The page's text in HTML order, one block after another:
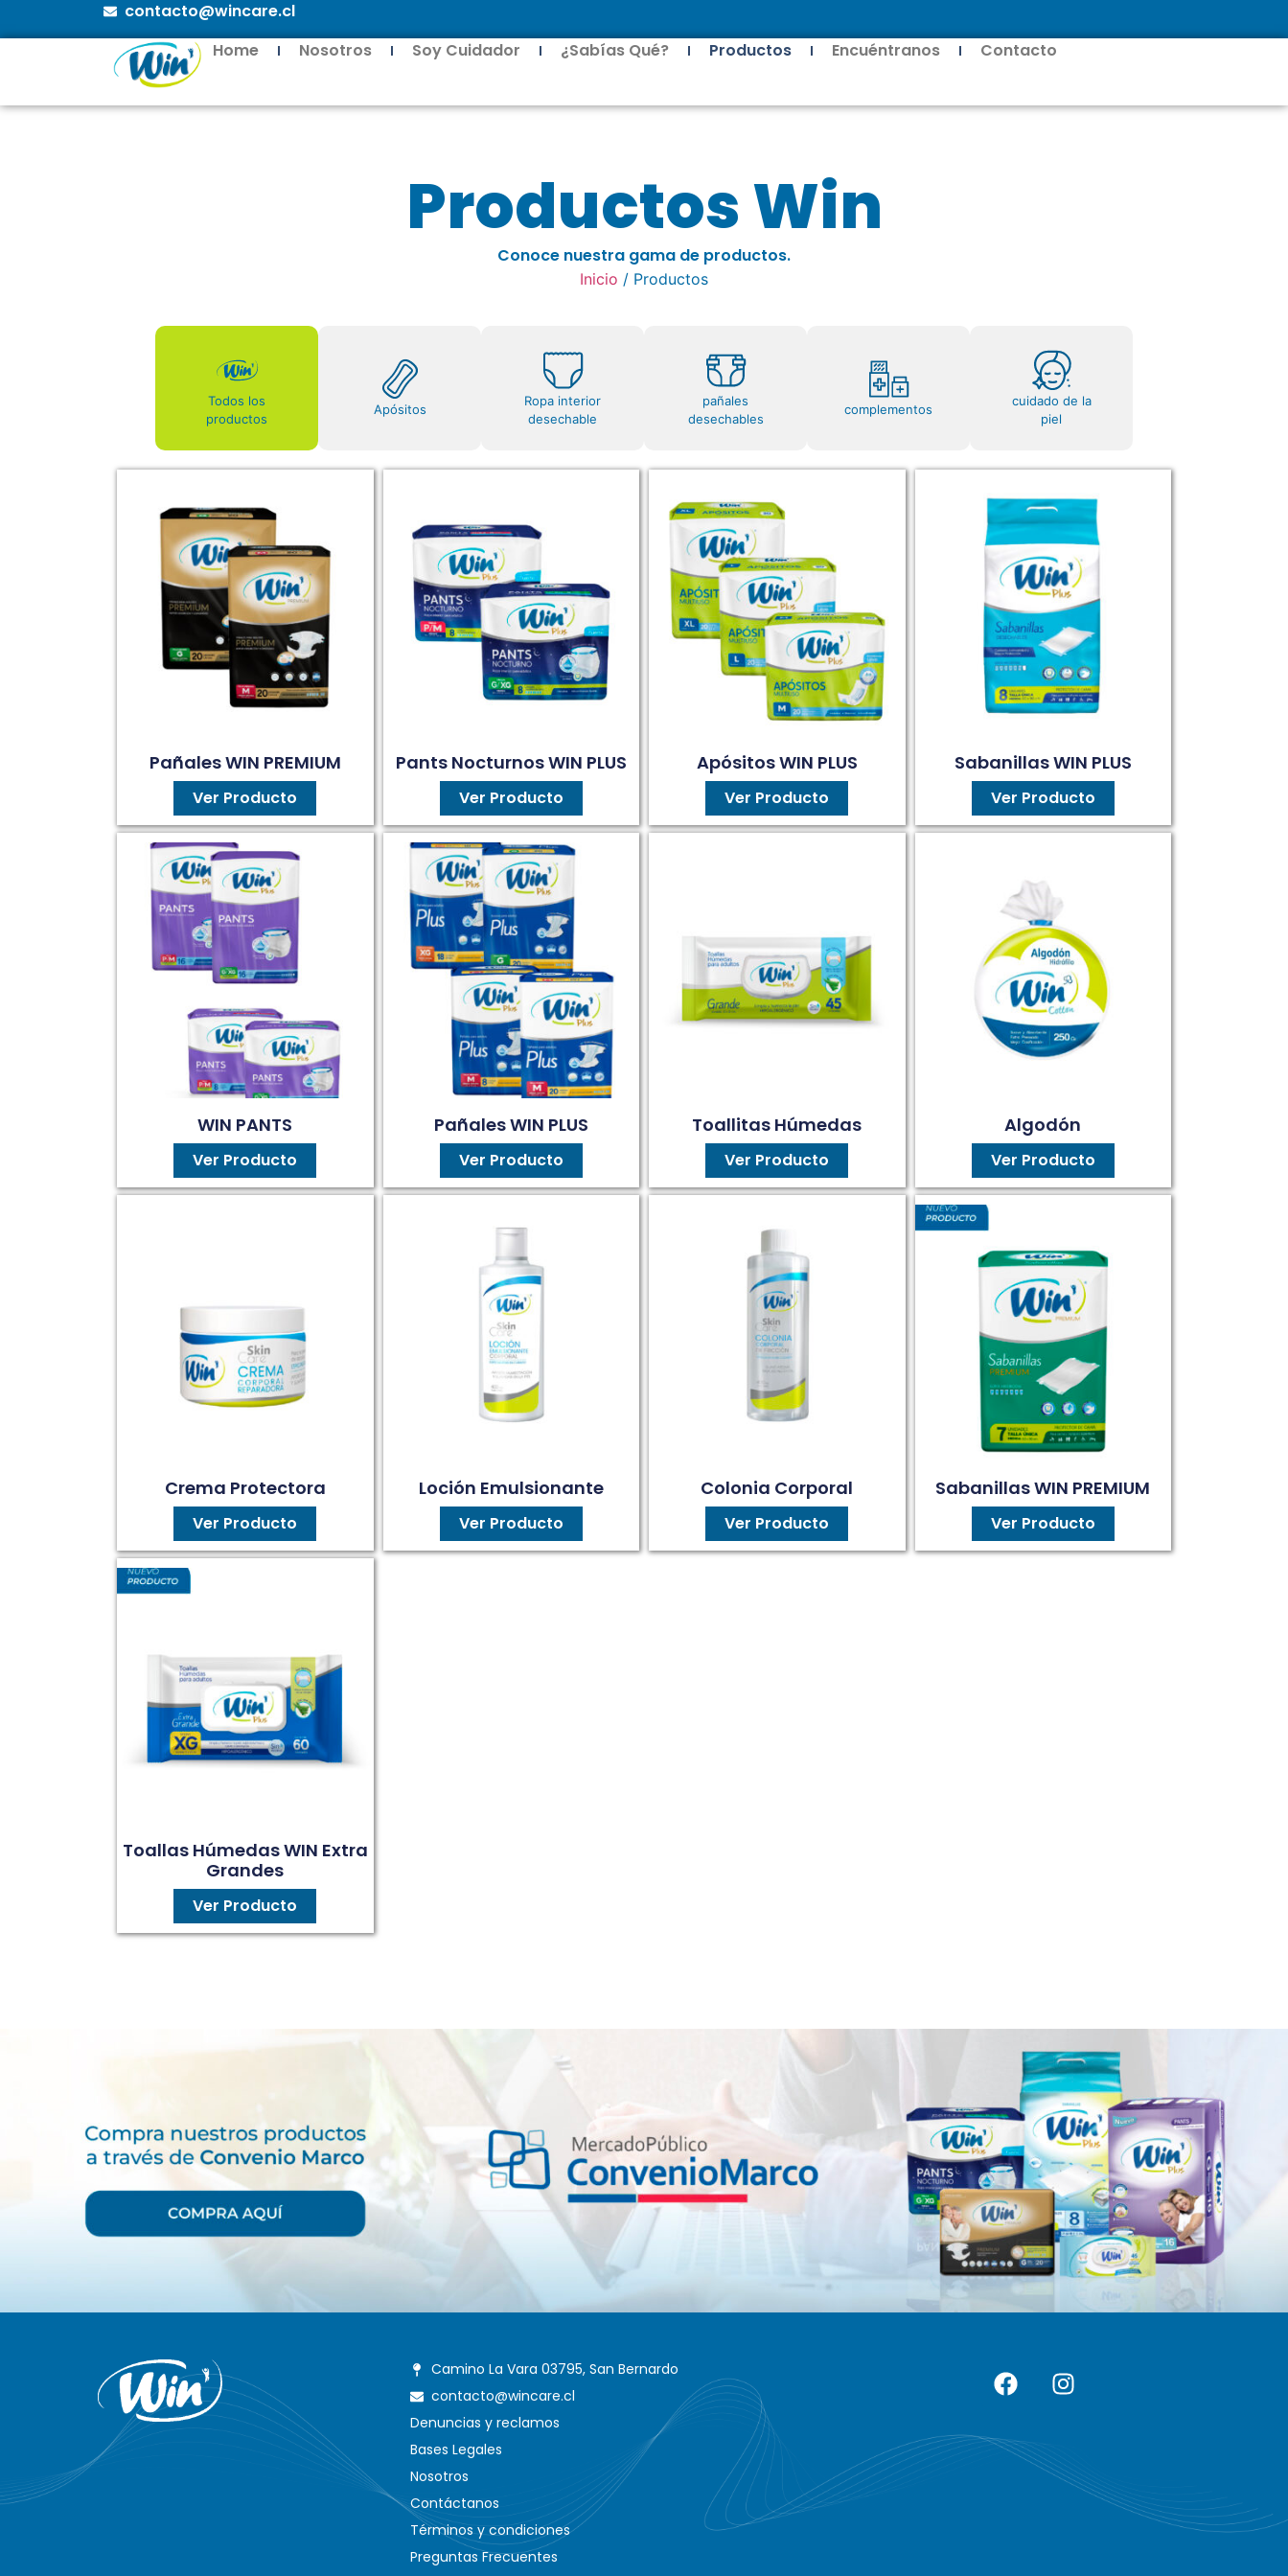
contacto@wincare.cl
Home
Nosotros Soy Cuidador ¿Sabías Qué? Productos Encuéntranos Contacto
Productos Win
Conoce nuestra gama de productos.
Inicio / Productos
Todos los
productos
Apósitos
Ropa interior
desechable
pañales
desechables
complementos
cuidado de la
piel
Pañales WIN PREMIUM
Ver Producto
Pants Nocturnos WIN PLUS
Ver Producto
Apósitos WIN PLUS
Ver Producto
Sabanillas WIN PLUS
Ver Producto
WIN PANTS
Ver Producto
Pañales WIN PLUS
Ver Producto
Toallitas Húmedas
Ver Producto
Algodón
Ver Producto
Crema Protectora
Ver Producto
Loción Emulsionante
Ver Producto
Colonia Corporal
Ver Producto
Sabanillas WIN PREMIUM
Ver Producto
Toallas Húmedas WIN Extra
Grandes
Ver Producto
Camino La Vara 03795, San Bernardo
contacto@wincare.cl
Denuncias y reclamos
Bases Legales
Nosotros
Contáctanos
Términos y condiciones
Preguntas Frecuentes